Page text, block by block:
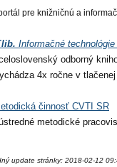
pre knižničnú a
lib. Informačné
odborný
4x ročne v
činnosť CVTI SR
metodické
update stránky: 2018-02-12